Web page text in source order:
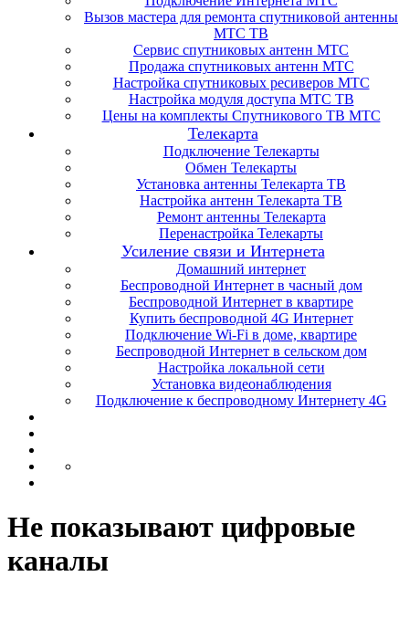
Вызов мастера для ремонта спутниковой антенны
МТС ТВ
Сервис спутниковых антенн МТС
Продажа спутниковых антенн МТС
Настройка спутниковых ресиверов МТС
Настройка модуля доступа МТС ТВ
Цены на комплекты Спутникового ТВ МТС
Телекарта
Подключение Телекарты
Обмен Телекарты
Установка антенны Телекарта ТВ
Настройка антенн Телекарта ТВ
Ремонт антенны Телекарта
Перенастройка Телекарты
Усиление связи и Интернета
Домашний интернет
Беспроводной Интернет в часный дом
Беспроводной Интернет в квартире
Купить беспроводной 4G Интернет
Подключение Wi-Fi в доме, квартире
Беспроводной Интернет в сельском дом
Настройка локальной сети
Установка видеонаблюдения
Подключение к беспроводному Интернету 4G
Не показывают цифровые
каналы